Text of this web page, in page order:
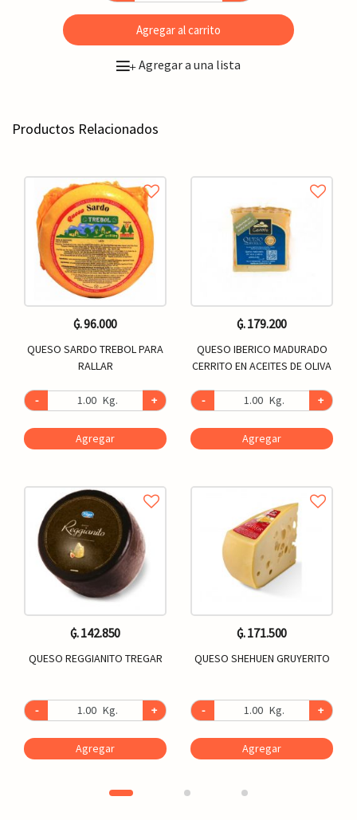
Agregar al carrito
+Agregar a una lista
Productos Relacionados
₲. 96.000
QUESO SARDO TREBOL PARA
RALLAR
- Kg. +
Agregar
₲. 142.850
QUESO REGGIANITO TREGAR
- Kg. +
Agregar
₲. 179.200
QUESO IBERICO MADURADO
CERRITO EN ACEITES DE OLIVA
- Kg. +
Agregar
₲. 171.500
QUESO SHEHUEN GRUYERITO
- Kg. +
Agregar